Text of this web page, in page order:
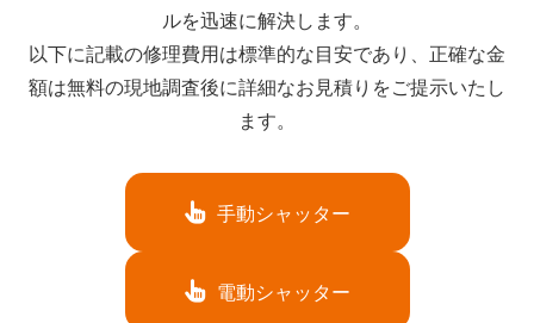
ルを迅速に解決します。
以下に記載の修理費用は標準的な目安であり、正確な金
額は無料の現地調査後に詳細なお見積りをご提示いたし
ます。
手動シャッター
電動シャッター